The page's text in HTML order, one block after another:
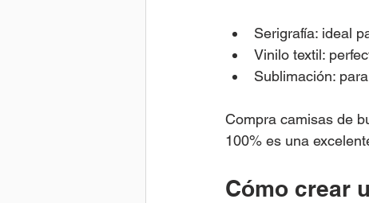
Serigrafía: ideal
Vinilo textil:
Sublimación:
Compra camisas de
100% es una
Cómo crear